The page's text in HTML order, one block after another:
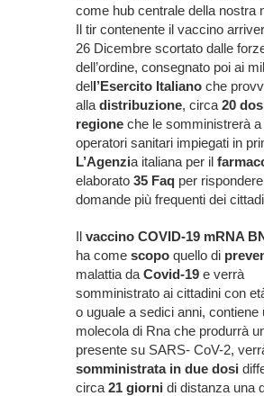
come hub centrale della nostra
Il tir contenente il vaccino
26 Dicembre scortato dalle
dell’ordine, consegnato poi ai
dell’Esercito Italiano che
alla distribuzione, circa 20
regione che le somministrerà
operatori sanitari impiegati in
L’Agenzia italiana per il
elaborato 35 Faq per
domande più frequenti dei
Il vaccino COVID-19 mRNA
ha come scopo quello di
malattia da Covid-19 e verrà
somministrato ai cittadini con
o uguale a sedici anni, contiene
molecola di Rna che produrrà
presente su SARS- CoV-2,
somministrata in due dosi
circa 21 giorni di distanza una